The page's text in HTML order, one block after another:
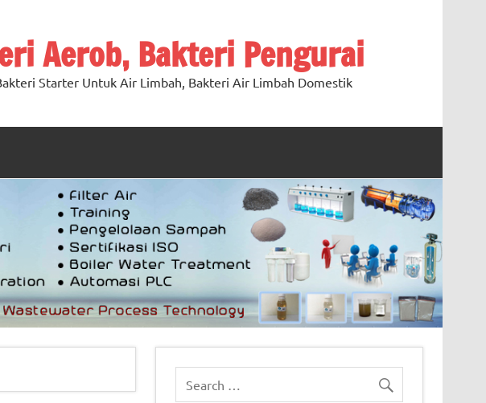
Aerob, Bakteri Pengurai
Starter Untuk Air Limbah, Bakteri Air Limbah Domestik